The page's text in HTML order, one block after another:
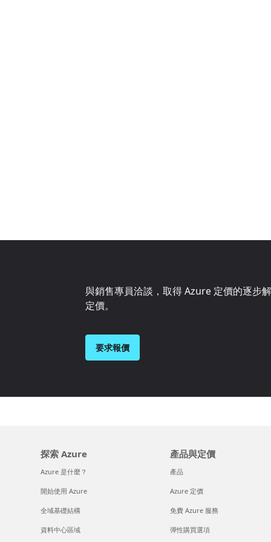
與銷售專員洽談，取得 Azure 定價的逐步
定價。
要求報價
探索 Azure
Azure 是什麼？
開始使用 Azure
全域基礎結構
資料中心區域
產品與定價
產品
Azure 定價
免費 Azure 服務
彈性購買選項